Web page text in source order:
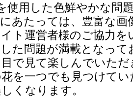
用した色鮮やかな問
あたっては、豊富な
ト運営者様のご協力
た問題が満載となっ
で見て楽しんでいた
を一つでも見つけて
くなります。